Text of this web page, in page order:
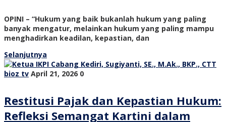
OPINI – “Hukum yang baik bukanlah hukum yang paling
banyak mengatur, melainkan hukum yang paling mampu
menghadirkan keadilan, kepastian, dan
Selanjutnya
bioz tv April 21, 2026 0
Restitusi Pajak dan Kepastian Hukum:
Refleksi Semangat Kartini dalam